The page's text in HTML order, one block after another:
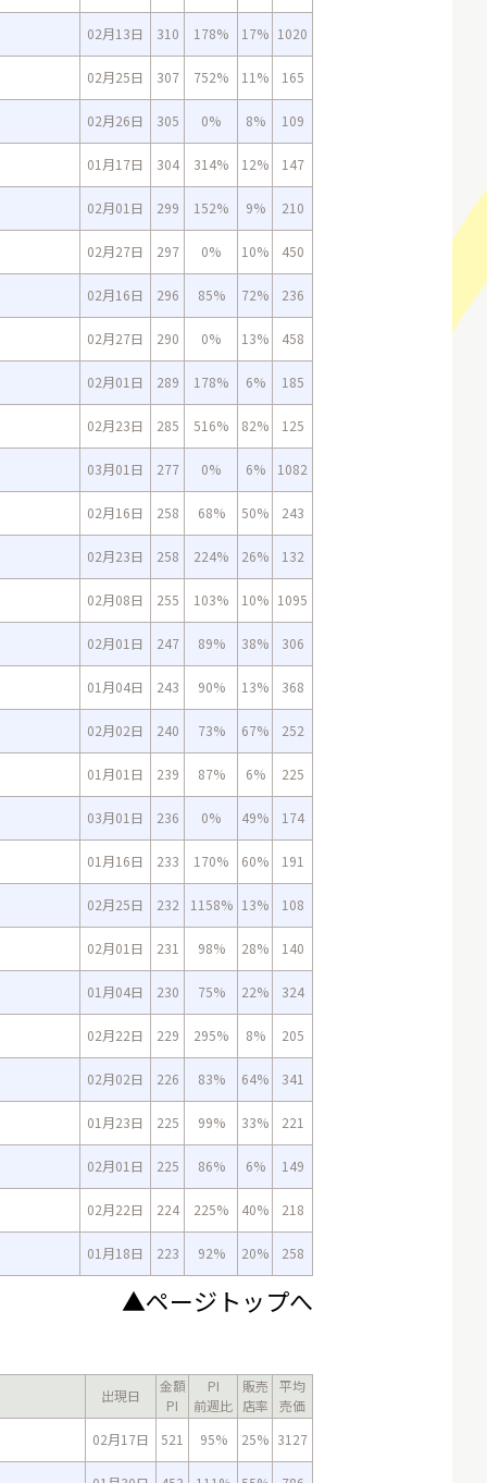
02月13日 310 178% 17% 1020
02月25日 307 752% 11% 165
02月26日 305 0% 8% 109
01月17日 304 314% 12% 147
02月01日 299 152% 9% 210
02月27日 297 0% 10% 450
02月16日 296 85% 72% 236
02月27日 290 0% 13% 458
02月01日 289 178% 6% 185
02月23日 285 516% 82% 125
03月01日 277 0% 6% 1082
02月16日 258 68% 50% 243
02月23日 258 224% 26% 132
02月08日 255 103% 10% 1095
02月01日 247 89% 38% 306
01月04日 243 90% 13% 368
02月02日 240 73% 67% 252
01月01日 239 87% 6% 225
03月01日 236 0% 49% 174
01月16日 233 170% 60% 191
02月25日 232 1158% 13% 108
02月01日 231 98% 28% 140
01月04日 230 75% 22% 324
02月22日 229 295% 8% 205
02月02日 226 83% 64% 341
01月23日 225 99% 33% 221
02月01日 225 86% 6% 149
02月22日 224 225% 40% 218
01月18日 223 92% 20% 258
▲ページトップへ
出現日
金額
PI
PI
前週比
販売
店率
平均
売価
02月17日
521 95% 25% 3127